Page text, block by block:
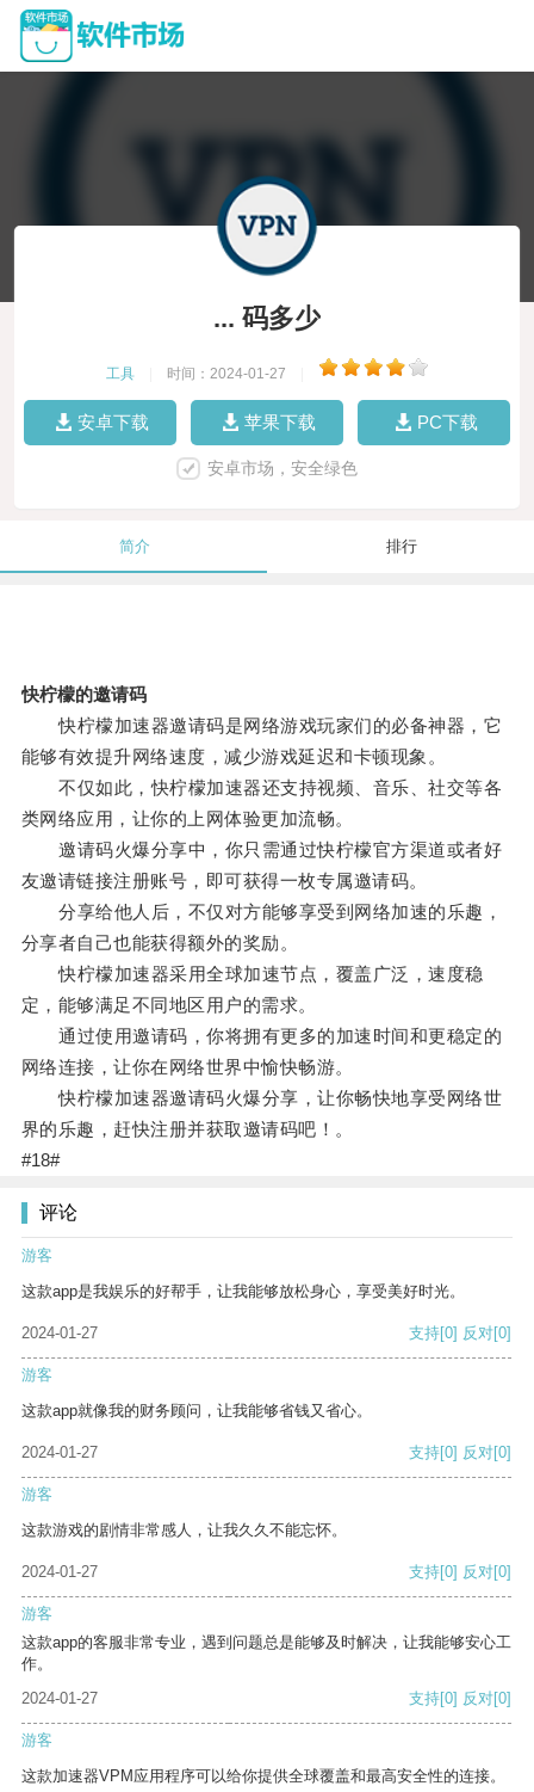
... 码多少
工具 时间：2024-01-27
安卓下载 苹果下载 PC下载
安卓市场，安全绿色
简介 排行
快柠檬的邀请码
快柠檬加速器邀请码是网络游戏玩家们的必备神器，它
能够有效提升网络速度，减少游戏延迟和卡顿现象。
不仅如此，快柠檬加速器还支持视频、音乐、社交等各
类网络应用，让你的上网体验更加流畅。
邀请码火爆分享中，你只需通过快柠檬官方渠道或者好
友邀请链接注册账号，即可获得一枚专属邀请码。
分享给他人后，不仅对方能够享受到网络加速的乐趣，
分享者自己也能获得额外的奖励。
快柠檬加速器采用全球加速节点，覆盖广泛，速度稳
定，能够满足不同地区用户的需求。
通过使用邀请码，你将拥有更多的加速时间和更稳定的
网络连接，让你在网络世界中愉快畅游。
快柠檬加速器邀请码火爆分享，让你畅快地享受网络世
界的乐趣，赶快注册并获取邀请码吧！。
#18#
评论
游客
这款app是我娱乐的好帮手，让我能够放松身心，享受美好时光。
2024-01-27 支持[0] 反对[0]
游客
这款app就像我的财务顾问，让我能够省钱又省心。
2024-01-27 支持[0] 反对[0]
游客
这款游戏的剧情非常感人，让我久久不能忘怀。
2024-01-27 支持[0] 反对[0]
游客
这款app的客服非常专业，遇到问题总是能够及时解决，让我能够安心工
作。
2024-01-27
支持[0] 反对[0]
游客
这款加速器VPM应用程序可以给你提供全球覆盖和最高安全性的连接。